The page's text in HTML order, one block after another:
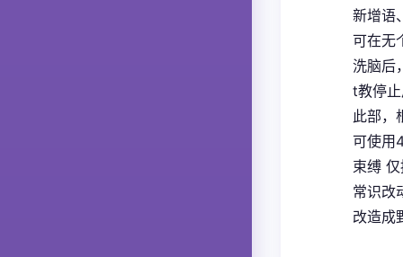
新增语
可在无
洗脑后
t教停
此部，
可使用
束缚
常识改
改造成